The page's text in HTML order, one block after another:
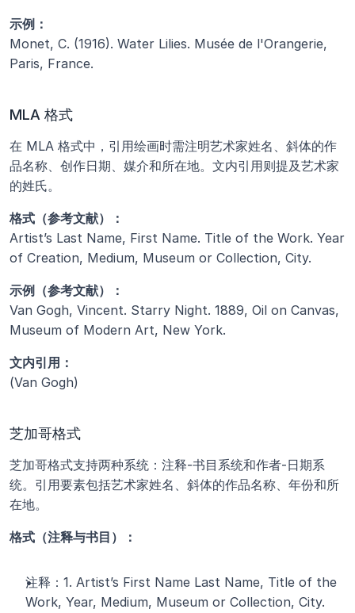
示例：
Monet, C. (1916). Water Lilies. Musée de l'Orangerie,
Paris, France.
MLA 格式
在 MLA 格式中，引用绘画时需注明艺术家姓名、斜体的作
品名称、创作日期、媒介和所在地。文内引用则提及艺术家
的姓氏。
格式（参考文献）：
Artist’s Last Name, First Name. Title of the Work. Year
of Creation, Medium, Museum or Collection, City.
示例（参考文献）：
Van Gogh, Vincent. Starry Night. 1889, Oil on Canvas,
Museum of Modern Art, New York.
文内引用：
(Van Gogh)
芝加哥格式
芝加哥格式支持两种系统：注释-书目系统和作者-日期系
统。引用要素包括艺术家姓名、斜体的作品名称、年份和所
在地。
格式（注释与书目）：
注释：1. Artist’s First Name Last Name, Title of the
Work, Year, Medium, Museum or Collection, City.